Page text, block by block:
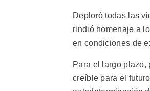
Deploró todas las
rindió homenaje a
en condiciones de
Para el largo plazo,
creíble para el